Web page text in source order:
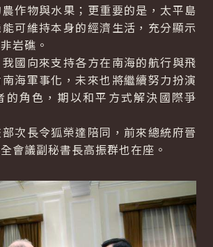
作物與水果；更重要的是，太平島
可維持本身的經濟生活，充分顯示
岩礁。
向來支持各方在南海的航行與飛
海軍事化，未來也將繼續努力扮演
的角色，期以和平方式解決國際爭
長令狐榮達陪同，前來總統府晉
會議副秘書長高振群也在座。